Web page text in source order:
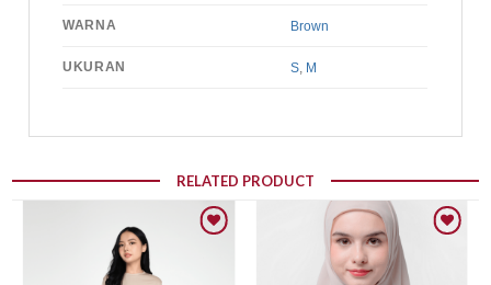
WARNA Brown
UKURAN S M
RELATED PRODUCT
Add to wishlist Add to wishlist